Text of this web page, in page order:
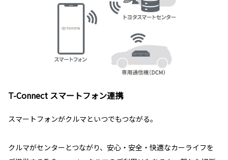
T-Connect スマートフォン連携
スマートフォンがクルマといつでもつながる。
クルマがセンターとつながり、安心・安全・快適なカーライフを